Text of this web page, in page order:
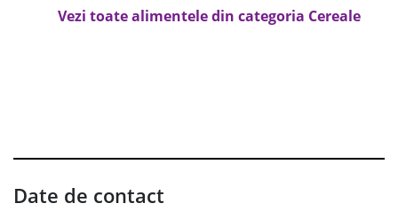
Vezi toate alimentele din categoria Cereale
Date de contact